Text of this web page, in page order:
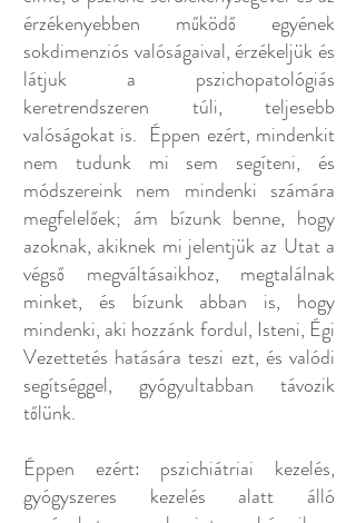
érzékenyebben működő egyének
sokdimenziós valóságaival, érzékeljük és
látjuk a pszichopatológiás
keretrendszeren túli, teljesebb
valóságokat is. Éppen ezért, mindenkit
nem tudunk mi sem segíteni, és
módszereink nem mindenki számára
megfelelőek; ám bízunk benne, hogy
azoknak, akiknek mi jelentjük az Utat a
végső megváltásaikhoz, megtalálnak
minket, és bízunk abban is, hogy
mindenki, aki hozzánk fordul, Isteni, Égi
Vezettetés hatására teszi ezt, és valódi
segítséggel, gyógyultabban távozik
tőlünk.
Éppen ezért: pszichiátriai kezelés,
gyógyszeres kezelés alatt álló